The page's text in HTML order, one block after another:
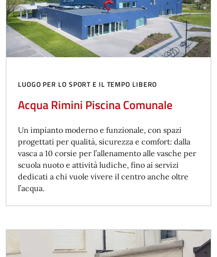
LUOGO PER LO SPORT E IL TEMPO LIBERO
Acqua Rimini Piscina Comunale
Un impianto moderno e funzionale, con spazi
progettati per qualità, sicurezza e comfort: dalla
vasca a 10 corsie per l’allenamento alle vasche per
scuola nuoto e attività ludiche, fino ai servizi
dedicati a chi vuole vivere il centro anche oltre
l’acqua.